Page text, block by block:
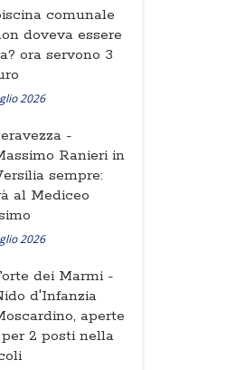
comunale
doveva essere
ora servono 3
2026
-
Ranieri in
sempre:
al Mediceo
2026
dei Marmi -
d'Infanzia
aperte
2 posti nella